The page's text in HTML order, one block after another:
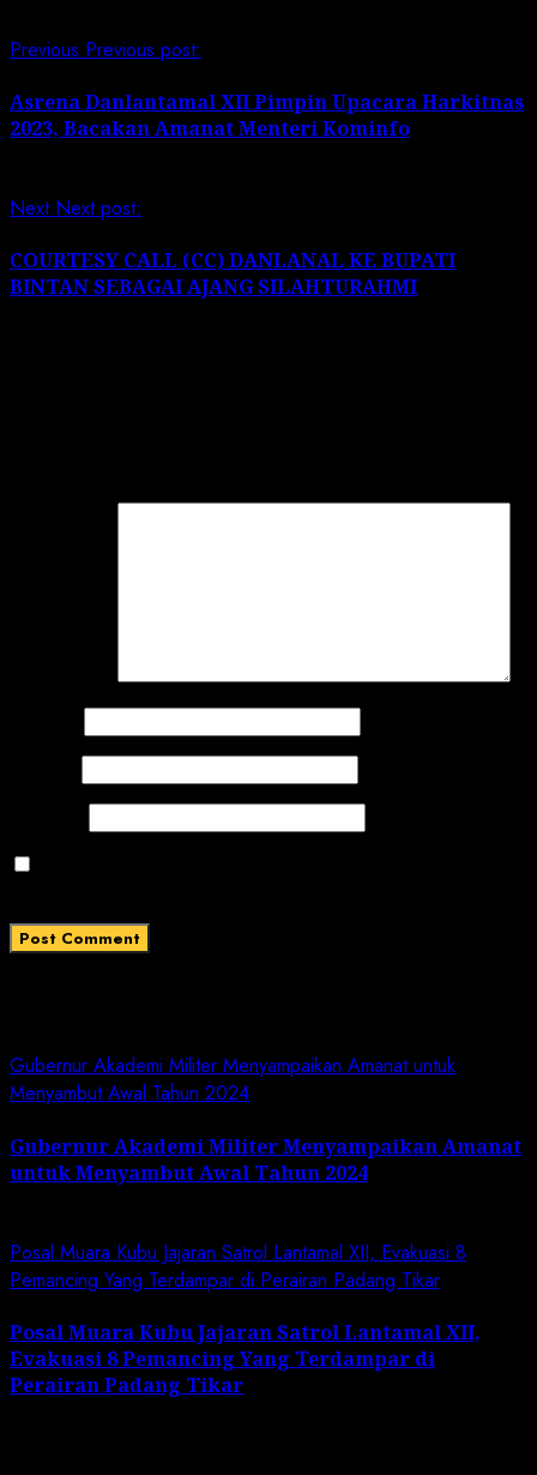
Previous Previous post:
Asrena Danlantamal XII Pimpin Upacara Harkitnas
2023, Bacakan Amanat Menteri Kominfo
Next Next post:
COURTESY CALL (CC) DANLANAL KE BUPATI
BINTAN SEBAGAI AJANG SILAHTURAHMI
Gubernur Akademi Militer Menyampaikan Amanat untuk
Menyambut Awal Tahun 2024
Gubernur Akademi Militer Menyampaikan Amanat
untuk Menyambut Awal Tahun 2024
Posal Muara Kubu Jajaran Satrol Lantamal XII, Evakuasi 8
Pemancing Yang Terdampar di Perairan Padang Tikar
Posal Muara Kubu Jajaran Satrol Lantamal XII,
Evakuasi 8 Pemancing Yang Terdampar di
Perairan Padang Tikar